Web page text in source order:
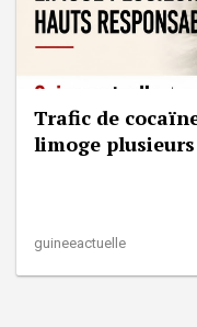
Trafic de
limoge
guineeactuelle